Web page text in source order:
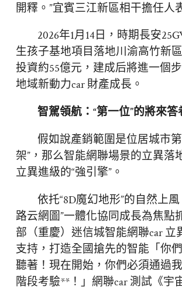
開釋。”宜賓三江新區相干擔任人
2026年1月14日，時期長安
生孩子基地項目落地川渝高竹新
投資約55億元，建成后將進一個
地域新動力car 財產成長。
智駕領航：“第一位”的將來答
假如說產銷範圍是位居城市
架”，那么智能網聯場景的立異落
立異進級的“強引擎”。
依托“8D魔幻地形”的自然上
路云網圖”一體化協同成長為焦點
部（重慶）迷信城智能網聯car 立
支持，打造全國搶先的智能「你
聽著！現在開始，你們必須通過
階段考驗**！」網聯car 測試《宇